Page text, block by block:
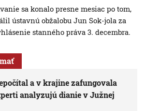
sa konalo presne mesiac po tom,
ústavnú obžalobu Jun Sok-jola za
stanného práva 3. decembra.
a v krajine zafungovala
analyzujú dianie v Južnej